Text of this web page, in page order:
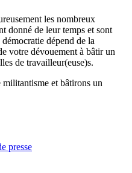
les nombreux
donné de leur temps et sont
dépend de la
votre dévouement à bâtir un
de travailleur(euse)s.
et bâtirons un
presse